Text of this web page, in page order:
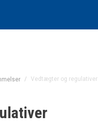
/ Vedtægter og regulativer